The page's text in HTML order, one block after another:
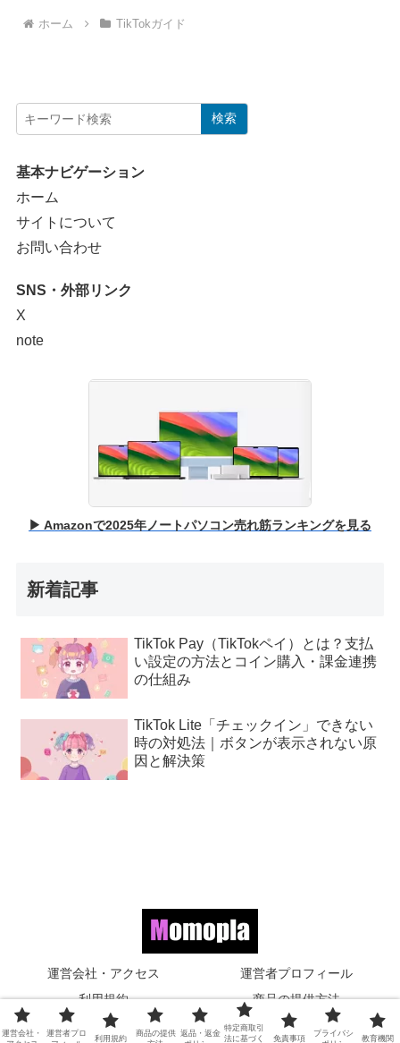
ホーム TikTokガイド
検索
基本ナビゲーション
ホーム
サイトについて
お問い合わせ
SNS・外部リンク
X
note
▶ Amazonで2025年ノートパソコン売れ筋ランキングを見る
新着記事
TikTok Pay（TikTokペイ）とは？支払
い設定の方法とコイン購入・課金連携
の仕組み
TikTok Lite「チェックイン」できない
時の対処法｜ボタンが表示されない原
因と解決策
運営会社・アクセス
運営者プロフィール
利用規約
商品の提供方法
返品・返金ポリシー
特定商取引法に基づく表記
運営会社・
運営者プロ
利用規約
商品の提供 返品・返金
特定商取引
法に基づく
免責事項
プライバシ
教育機関